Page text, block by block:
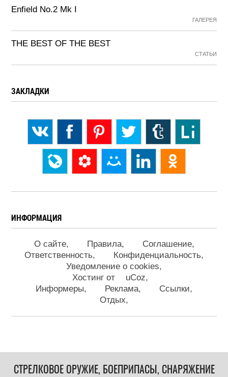
Enfield No.2 Mk I
ГАЛЕРЕЯ
THE BEST OF THE BEST
СТАТЬИ
ЗАКЛАДКИ
ИНФОРМАЦИЯ
О сайте Правила
Соглашение
Ответственность
Конфиденциальность
Уведомление о cookies
Хостинг от
uCoz
Информеры
Реклама
Ссылки
Отдых
СТРЕЛКОВОЕ ОРУЖИЕ, БОЕПРИПАСЫ, СНАРЯЖЕНИЕ